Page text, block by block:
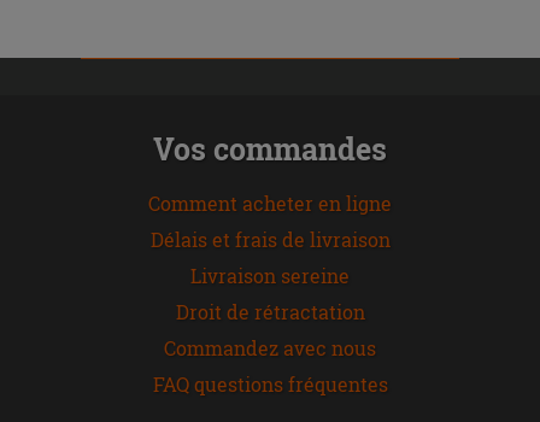
Vos commandes
Comment acheter en ligne
Délais et frais de livraison
Livraison sereine
Droit de rétractation
Commandez avec nous
FAQ questions fréquentes